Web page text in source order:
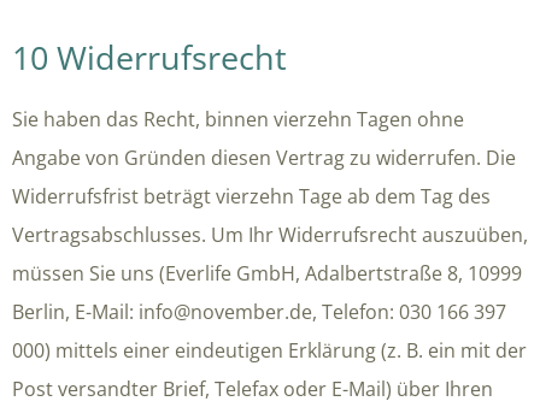
10 Widerrufsrecht
Sie haben das Recht, binnen vierzehn Tagen ohne
Angabe von Gründen diesen Vertrag zu widerrufen. Die
Widerrufsfrist beträgt vierzehn Tage ab dem Tag des
Vertragsabschlusses. Um Ihr Widerrufsrecht auszuüben,
müssen Sie uns (Everlife GmbH, Adalbertstraße 8, 10999
Berlin, E-Mail: info@november.de, Telefon: 030 166 397
000) mittels einer eindeutigen Erklärung (z. B. ein mit der
Post versandter Brief, Telefax oder E-Mail) über Ihren